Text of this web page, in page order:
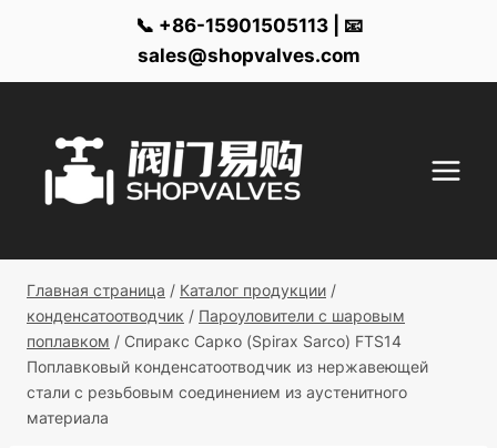
📞 +86-15901505113 | 📧
sales@shopvalves.com
контенту
Главная страница / Каталог продукции /
конденсатоотводчик / Пароуловители с шаровым
поплавком / Спиракс Сарко (Spirax Sarco) FTS14
Поплавковый конденсатоотводчик из нержавеющей
стали с резьбовым соединением из аустенитного
материала